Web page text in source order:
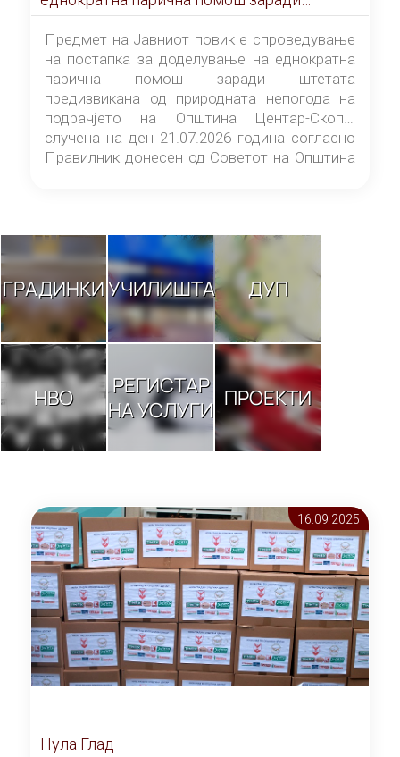
штетата предизвикана од природната
непогода на подрачјето на Општина
Центар-Скопје случена на ден 21.07.2026
година
Предмет на Јавниот повик е спроведување
на постапка за доделување на еднократна
парична помош заради штетата
предизвикана од природната непогода на
подрачјето на Општина Центар-Скопје
случена на ден 21.07.2026 година согласно
Правилник донесен од Советот на Општина
ГРАДИНКИУЧИЛИШТА ДУП
НВО
РЕГИСТАР
НА УСЛУГИ ПРОЕКТИ
16.09 2025
Нула Глад